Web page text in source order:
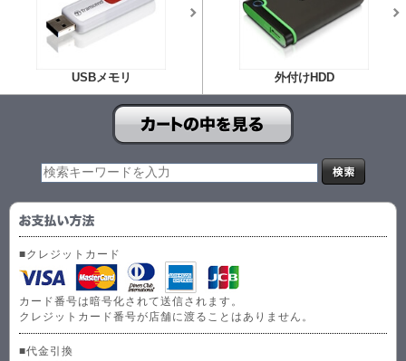
USBメモリ 外付けHDD
■クレジットカード
カード番号は暗号化されて送信されます。
クレジットカード番号が店舗に渡ることはありません。
■代金引換